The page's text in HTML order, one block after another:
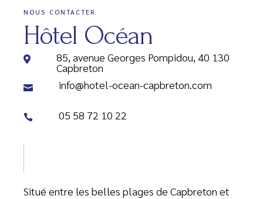
NOUS CONTACTER
Hôtel Océan
85, avenue Georges Pompidou, 40 130
Capbreton
info@hotel-ocean-capbreton.com
05 58 72 10 22
Situé entre les belles plages de Capbreton et